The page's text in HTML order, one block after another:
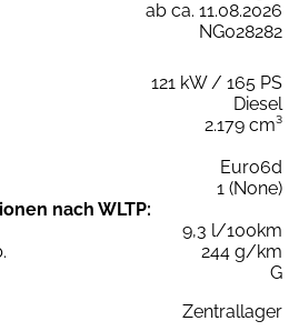
ab ca. 11.08.2026
NG028282
121 kW / 165 PS
Diesel
2.179 cm³
Euro6d
1 (None)
nach WLTP:
9,3 l/100km
244 g/km
G
Zentrallager